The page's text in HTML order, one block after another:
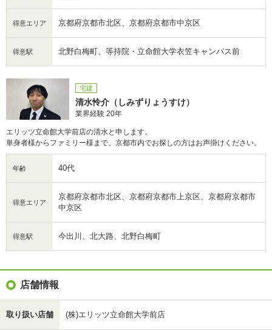
得意エリア 京都府京都市北区、京都府京都市中京区
得意駅 北野白梅町、等持院・立命館大学衣笠キャンパス前
宅建
清水怜介（しみずりょうすけ）
業界経験 20年
エリッツ立命館大学前店の清水と申します。
単身者様からファミリー様まで、京都市内でお探しの方はお声掛けください。
年齢 40代
得意エリア
京都府京都市北区、京都府京都市上京区、京都府京都市
中京区
得意駅 今出川、北大路、北野白梅町
店舗情報
取り扱い店舗 (株)エリッツ立命館大学前店